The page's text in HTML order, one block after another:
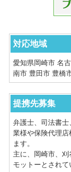
対応地域
愛知県岡崎市 名
南市 豊田市 豊橋
提携先募集
弁護士、司法書
業様や保険代理
ます。
主に、岡崎市、
モットーとされて